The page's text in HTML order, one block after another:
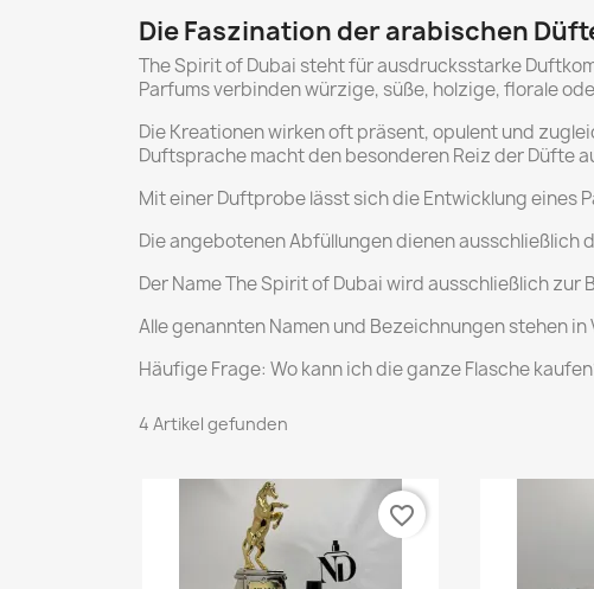
Die Faszination der arabischen
The Spirit of Dubai steht für ausdrucksstarke
Parfums verbinden würzige, süße, holzige, florale
Die Kreationen wirken oft präsent, opulent und
Duftsprache macht den besonderen Reiz der Düfte
Mit einer Duftprobe lässt sich die Entwicklung eines
Die angebotenen Abfüllungen dienen ausschließlich
Der Name The Spirit of Dubai wird ausschließlich
Alle genannten Namen und Bezeichnungen stehen
Häufige Frage: Wo kann ich die ganze Flasche
4 Artikel gefunden
favorite_border